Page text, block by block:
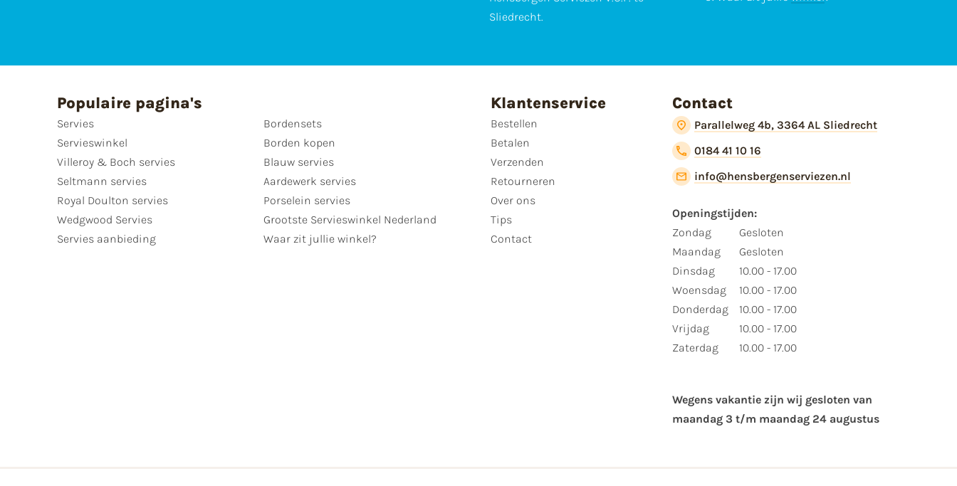
Sliedrecht.
Populaire pagina's
Servies
Servieswinkel
Villeroy & Boch servies
Seltmann servies
Royal Doulton servies
Wedgwood Servies
Servies aanbieding
Bordensets
Borden kopen
Blauw servies
Aardewerk servies
Porselein servies
Grootste Servieswinkel Nederland
Waar zit jullie winkel?
Klantenservice
Bestellen
Betalen
Verzenden
Retourneren
Over ons
Tips
Contact
Contact
Parallelweg 4b, 3364 AL Sliedrecht
0184 41 10 16
info@hensbergenserviezen.nl
Openingstijden:
Zondag
Maandag
Dinsdag
Woensdag
Donderdag
Vrijdag
Zaterdag
Gesloten
Gesloten
10.00 - 17.00
10.00 - 17.00
10.00 - 17.00
10.00 - 17.00
10.00 - 17.00
Wegens vakantie zijn wij gesloten van ​
maandag 3 t/m maandag 24 augustus